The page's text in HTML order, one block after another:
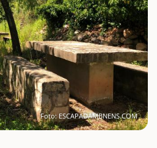
Foto: ESCAPADAMBNENS.COM